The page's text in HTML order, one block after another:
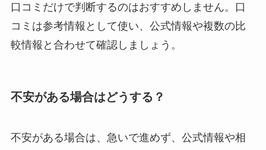
口コミだけで判断するのはおすすめしません。口
コミは参考情報として使い、公式情報や複数の比
較情報と合わせて確認しましょう。
不安がある場合はどうする？
不安がある場合は、急いで進めず、公式情報や相